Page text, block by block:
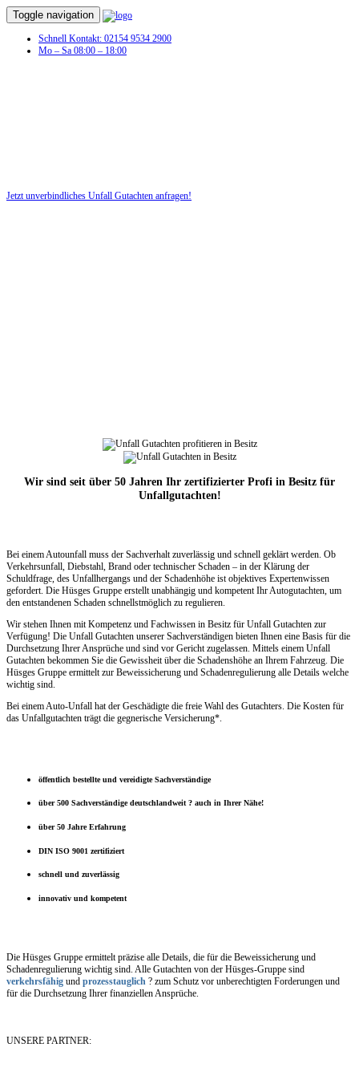
Toggle navigation
Schnell Kontakt: 02154 9534 2900
Mo – Sa 08:00 – 18:00
Jetzt unverbindliches Unfall Gutachten anfragen!
Wir sind seit über 50 Jahren Ihr zertifizierter Profi in Besitz für
Unfallgutachten!
Bei einem Autounfall muss der Sachverhalt zuverlässig und schnell geklärt werden. Ob
Verkehrsunfall, Diebstahl, Brand oder technischer Schaden – in der Klärung der
Schuldfrage, des Unfallhergangs und der Schadenhöhe ist objektives Expertenwissen
gefordert. Die Hüsges Gruppe erstellt unabhängig und kompetent Ihr Autogutachten, um
den entstandenen Schaden schnellstmöglich zu regulieren.
Wir stehen Ihnen mit Kompetenz und Fachwissen in Besitz für Unfall Gutachten zur
Verfügung! Die Unfall Gutachten unserer Sachverständigen bieten Ihnen eine Basis für die
Durchsetzung Ihrer Ansprüche und sind vor Gericht zugelassen. Mittels einem Unfall
Gutachten bekommen Sie die Gewissheit über die Schadenshöhe an Ihrem Fahrzeug. Die
Hüsges Gruppe ermittelt zur Beweissicherung und Schadenregulierung alle Details welche
wichtig sind.
Bei einem Auto-Unfall hat der Geschädigte die freie Wahl des Gutachters. Die Kosten für
das Unfallgutachten trägt die gegnerische Versicherung*.
öffentlich bestellte und vereidigte Sachverständige
über 500 Sachverständige deutschlandweit ? auch in Ihrer Nähe!
über 50 Jahre Erfahrung
DIN ISO 9001 zertifiziert
schnell und zuverlässig
innovativ und kompetent
Die Hüsges Gruppe ermittelt präzise alle Details, die für die Beweissicherung und
Schadenregulierung wichtig sind. Alle Gutachten von der Hüsges-Gruppe sind
verkehrsfähig und prozesstauglich ? zum Schutz vor unberechtigten Forderungen und
für die Durchsetzung Ihrer finanziellen Ansprüche.
UNSERE PARTNER: